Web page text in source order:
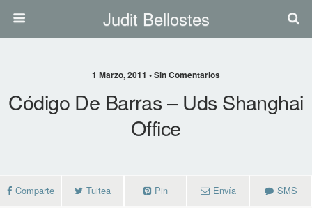
Judit Bellostes
1 Marzo, 2011 • Sin Comentarios
Código De Barras – Uds Shanghai
Office
Comparte Tuitea Pin Envía SMS